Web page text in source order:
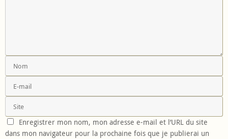
Enregistrer mon nom, mon adresse e-mail et l’URL du site
dans mon navigateur pour la prochaine fois que je publierai un